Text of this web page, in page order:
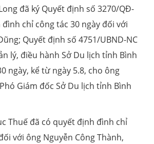
đã ký Quyết định số 3270/QĐ-
đình chỉ công tác 30 ngày đối với
Quyết định số 4751/UBND-NC
lý, điều hành Sở Du lịch tỉnh Bình
ngày, kể từ ngày 5.8, cho ông
Giám đốc Sở Du lịch tỉnh Bình
Thuế đã có quyết định đình chỉ
với ông Nguyễn Công Thành,